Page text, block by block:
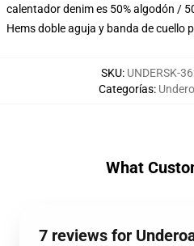
calentador denim es 50% algodón /
Hems doble aguja y banda de cuello
SKU: UNDERSK-
Categorías:
What
7 reviews for